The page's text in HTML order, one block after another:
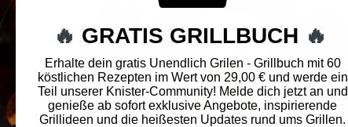
🔥 GRATIS GRILLBUCH 🔥
Erhalte dein gratis Unendlich Grilen - Grillbuch mit 60
köstlichen Rezepten im Wert von 29,00 € und werde ein
Teil unserer Knister-Community! Melde dich jetzt an und
genieße ab sofort exklusive Angebote, inspirierende
Grillideen und die heißesten Updates rund ums Grillen.